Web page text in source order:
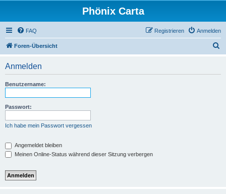
Phönix Carta
FAQ Anmelden
Registrieren
Foren-Übersicht
Anmelden
Benutzername:
Passwort:
Ich habe mein Passwort vergessen
Angemeldet bleiben
Meinen Online-Status während dieser Sitzung verbergen